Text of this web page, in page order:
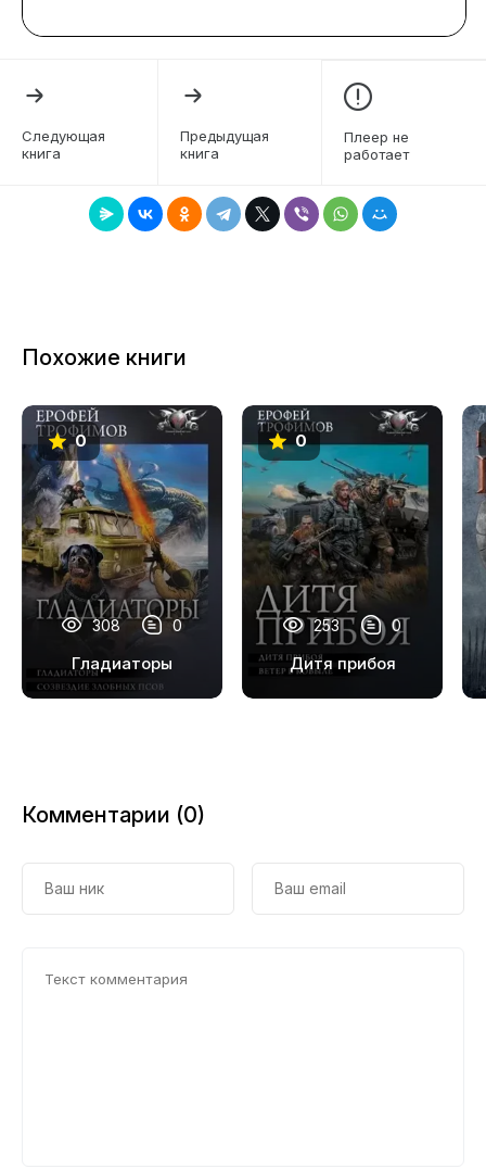
Следующая
книга
Предыдущая
книга
Плеер не
работает
Похожие книги
0
308 0
Гладиаторы
0
253 0
Дитя прибоя
Комментарии (0)